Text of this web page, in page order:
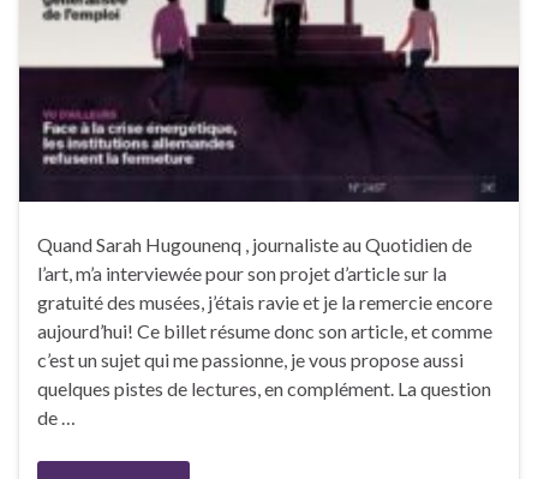
Quand Sarah Hugounenq , journaliste au Quotidien de
l’art, m’a interviewée pour son projet d’article sur la
gratuité des musées, j’étais ravie et je la remercie encore
aujourd’hui! Ce billet résume donc son article, et comme
c’est un sujet qui me passionne, je vous propose aussi
quelques pistes de lectures, en complément. La question
de …